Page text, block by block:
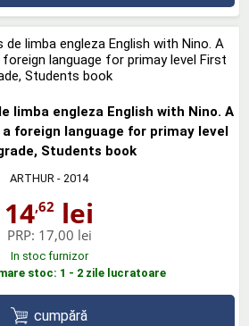
limba engleza English with Nino. A
foreign language for primay level
Students book
ARTHUR - 2014
14,62 lei
PRP: 17,00 lei
In stoc furnizor
stoc: 1 - 2 zile lucratoare
cumpără